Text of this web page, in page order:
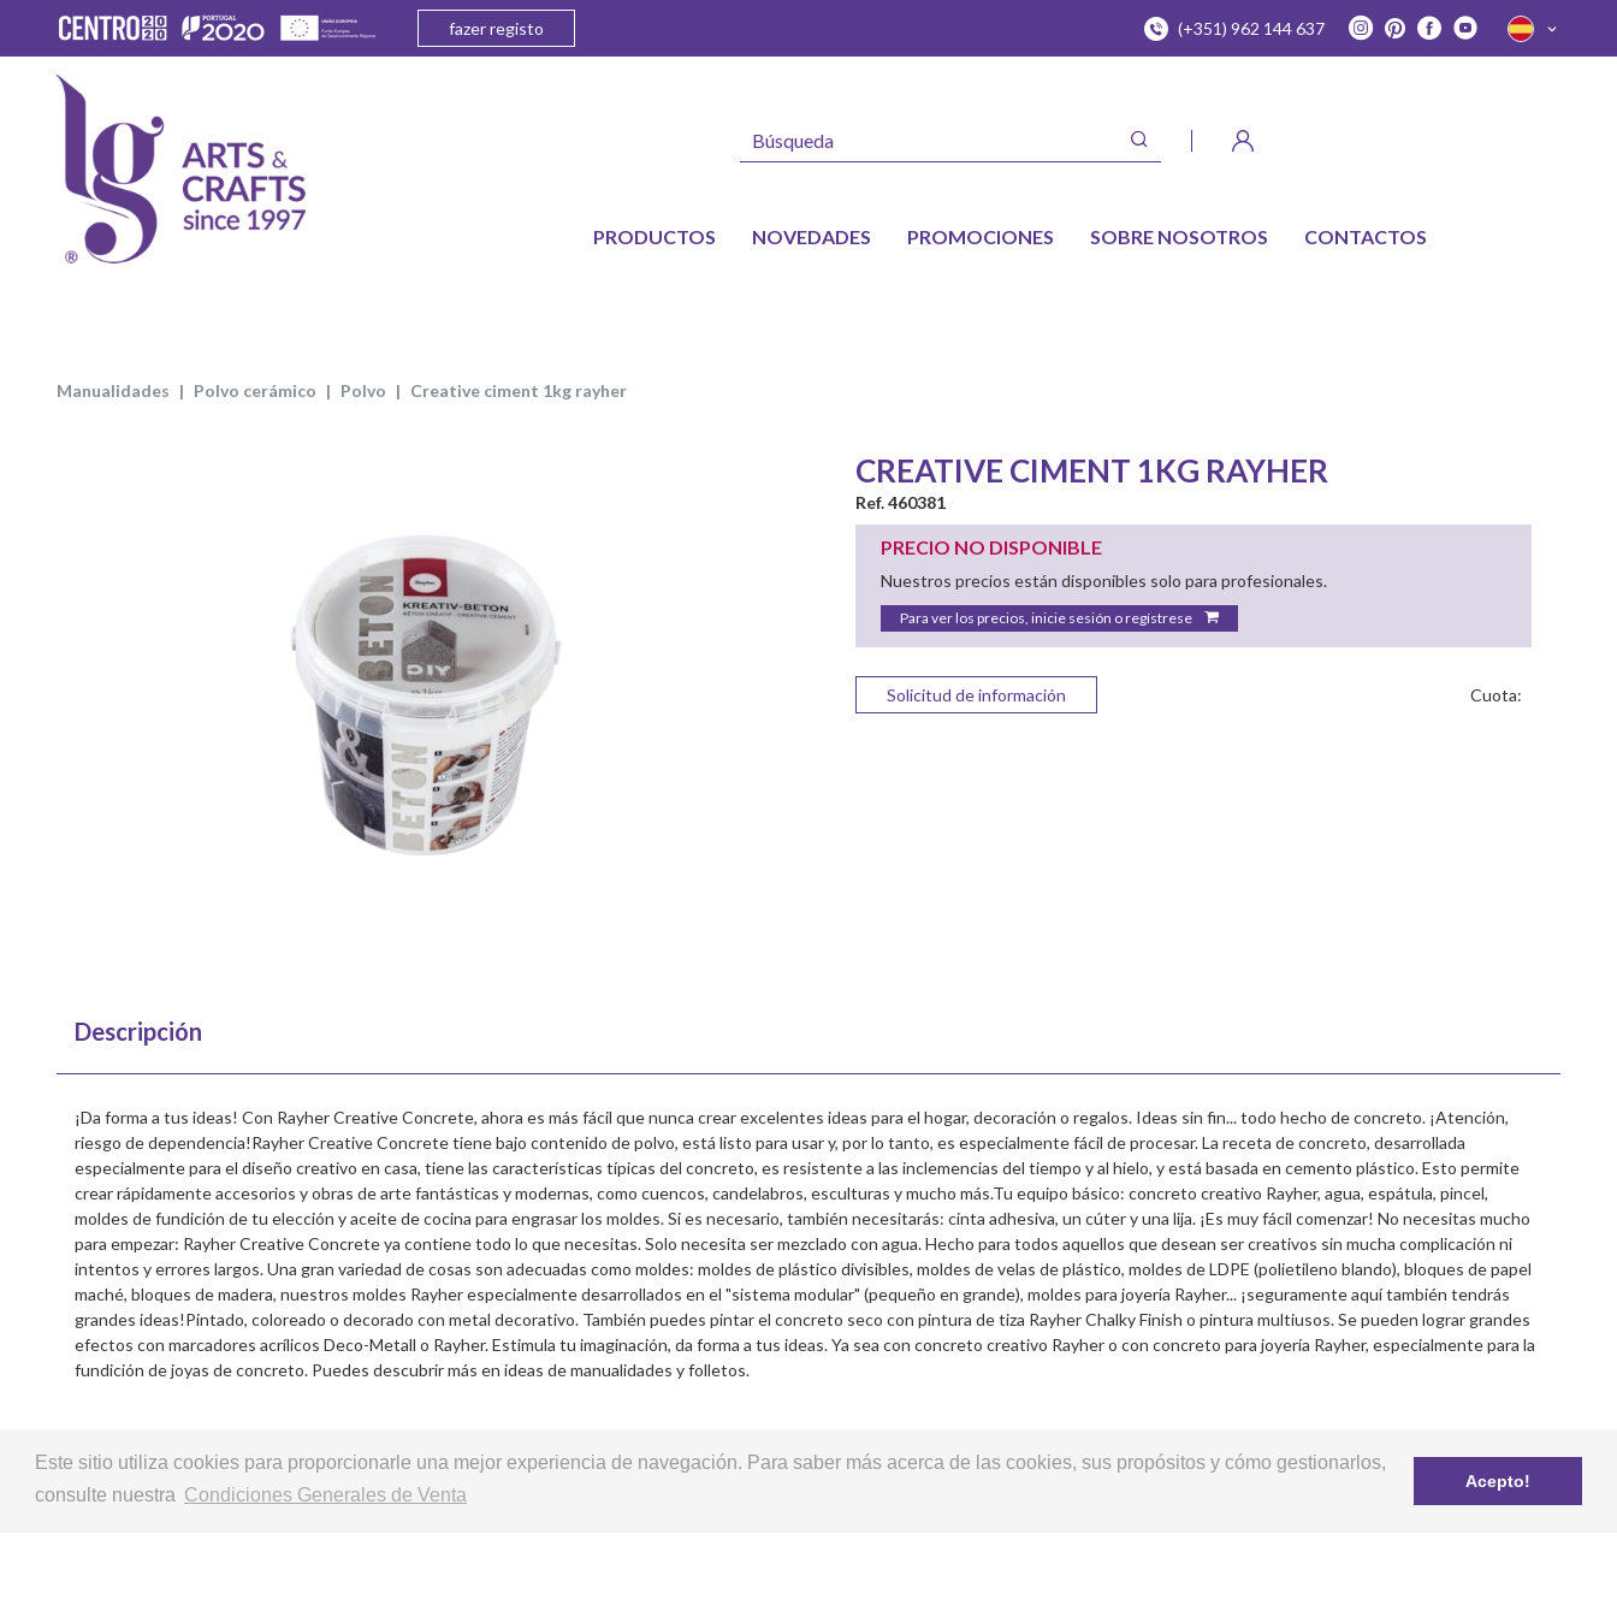
Este sitio utiliza cookies para proporcionarle una mejor experiencia de navegación. Para saber más acerca de las cookies, sus propósitos y cómo gestionarlos,
consulte nuestra Condiciones Generales de Venta
Acepto!
fazer registo (+351) 962 144 637
PRODUCTOS NOVEDADES PROMOCIONES SOBRE NOSOTROS CONTACTOS
manualidades polvo cerámico polvo creative ciment 1kg rayher
CREATIVE CIMENT 1KG RAYHER
Ref. 460381
PRECIO NO DISPONIBLE
Nuestros precios están disponibles solo para profesionales.
Para ver los precios, inicie sesión o regístrese
Solicitud de información Cuota:
Descripción
¡Da forma a tus ideas! Con Rayher Creative Concrete, ahora es más fácil que nunca crear excelentes ideas para el hogar, decoración o regalos. Ideas sin fin... todo hecho de concreto. ¡Atención,
riesgo de dependencia!Rayher Creative Concrete tiene bajo contenido de polvo, está listo para usar y, por lo tanto, es especialmente fácil de procesar. La receta de concreto, desarrollada
especialmente para el diseño creativo en casa, tiene las características típicas del concreto, es resistente a las inclemencias del tiempo y al hielo, y está basada en cemento plástico. Esto permite
crear rápidamente accesorios y obras de arte fantásticas y modernas, como cuencos, candelabros, esculturas y mucho más.Tu equipo básico: concreto creativo Rayher, agua, espátula, pincel,
moldes de fundición de tu elección y aceite de cocina para engrasar los moldes. Si es necesario, también necesitarás: cinta adhesiva, un cúter y una lija. ¡Es muy fácil comenzar! No necesitas mucho
para empezar: Rayher Creative Concrete ya contiene todo lo que necesitas. Solo necesita ser mezclado con agua. Hecho para todos aquellos que desean ser creativos sin mucha complicación ni
intentos y errores largos. Una gran variedad de cosas son adecuadas como moldes: moldes de plástico divisibles, moldes de velas de plástico, moldes de LDPE (polietileno blando), bloques de papel
maché, bloques de madera, nuestros moldes Rayher especialmente desarrollados en el "sistema modular" (pequeño en grande), moldes para joyería Rayher... ¡seguramente aquí también tendrás
grandes ideas!Pintado, coloreado o decorado con metal decorativo. También puedes pintar el concreto seco con pintura de tiza Rayher Chalky Finish o pintura multiusos. Se pueden lograr grandes
efectos con marcadores acrílicos Deco-Metall o Rayher. Estimula tu imaginación, da forma a tus ideas. Ya sea con concreto creativo Rayher o con concreto para joyería Rayher, especialmente para la
fundición de joyas de concreto. Puedes descubrir más en ideas de manualidades y folletos.